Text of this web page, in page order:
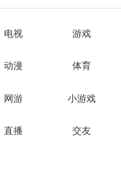
电视 游戏
动漫 体育
网游 小游戏
直播 交友